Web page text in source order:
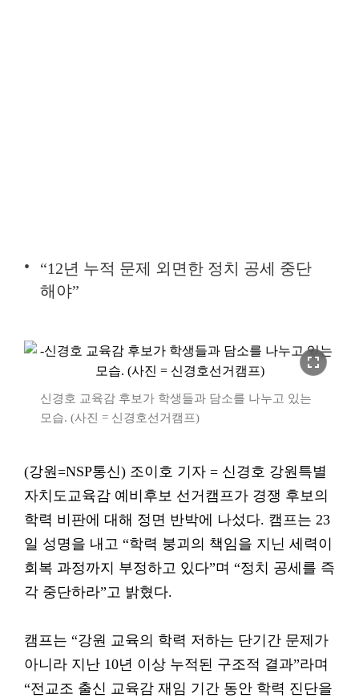
“12년 누적 문제 외면한 정치 공세 중단
해야”
fullscreen
신경호 교육감 후보가 학생들과 담소를 나누고 있는
모습. (사진 = 신경호선거캠프)
(강원=NSP통신) 조이호 기자 = 신경호 강원특별
자치도교육감 예비후보 선거캠프가 경쟁 후보의
학력 비판에 대해 정면 반박에 나섰다. 캠프는 23
일 성명을 내고 “학력 붕괴의 책임을 지닌 세력이
회복 과정까지 부정하고 있다”며 “정치 공세를 즉
각 중단하라”고 밝혔다.
캠프는 “강원 교육의 학력 저하는 단기간 문제가
아니라 지난 10년 이상 누적된 구조적 결과”라며
“전교조 출신 교육감 재임 기간 동안 학력 진단을